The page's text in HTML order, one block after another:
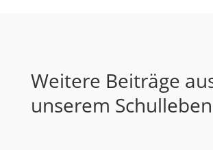
Weitere Beiträge
unserem Schulleben